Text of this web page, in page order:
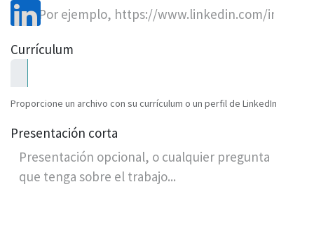
Currículum
Proporcione un archivo con su currículum o un perfil de LinkedIn
Presentación corta